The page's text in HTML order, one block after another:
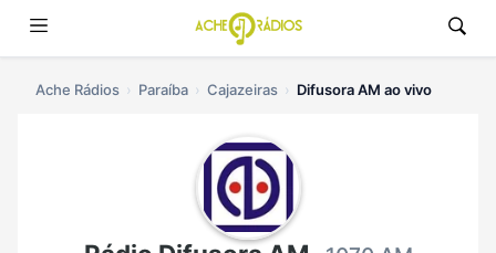
Ache Rádios Paraíba Cajazeiras Difusora AM ao vivo